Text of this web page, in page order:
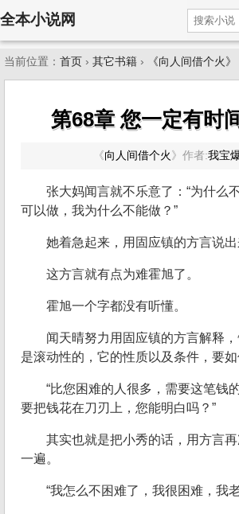
全本小说网
当前位置： 首页 › 其它书籍 › 《向人间借个火》
第68章 您一定有时
《向人间借个火 》 作者:我宝
张大妈闻言就不乐意了：“为什么
可以做，我为什么不能做？”
她着急起来，用固应镇的方言说出
这方言就有点为难霍旭了。
霍旭一个字都没有听懂。
闻天晴努力用固应镇的方言解释
是滚动性的，它的性质以及条件，要如
“比您困难的人很多，需要这笔钱
要把钱花在刀刃上，您能明白吗？”
其实也就是把小秀的话，用方言
一遍。
“我怎么不困难了，我很困难，